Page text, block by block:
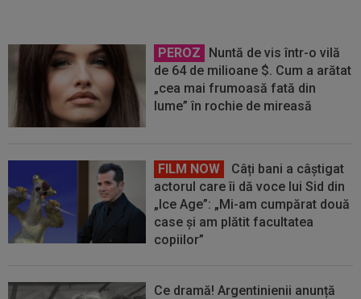
PEROZ
Nuntă de vis într-o vilă
de 64 de milioane $. Cum a arătat
„cea mai frumoasă fată din
lume” în rochie de mireasă
FILM NOW
Câți bani a câștigat
actorul care îi dă voce lui Sid din
„Ice Age”: „Mi-am cumpărat două
case și am plătit facultatea
copiilor”
Ce dramă! Argentinienii anunță